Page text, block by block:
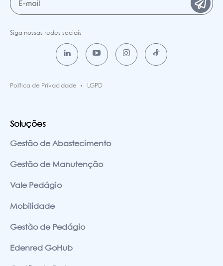
Siga nossas redes sociais
Política de Privacidade LGPD
Soluções
Gestão de Abastecimento
Gestão de Manutenção
Vale Pedágio
Mobilidade
Gestão de Pedágio
Edenred GoHub